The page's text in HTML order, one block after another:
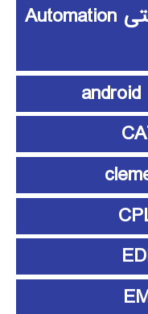
آموزش اتوماسیون صنعتی Automation